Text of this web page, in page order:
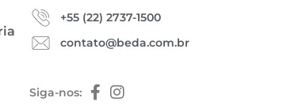
+55 (22) 2737-1500
contato@beda.com.br
Siga-nos: